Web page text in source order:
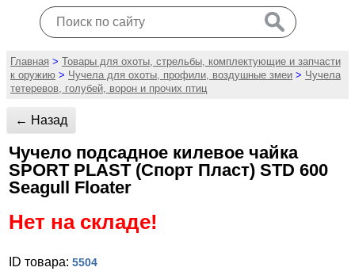
Главная > Товары для охоты, стрельбы, комплектующие и запчасти
к оружию > Чучела для охоты, профили, воздушные змеи > Чучела
тетеревов, голубей, ворон и прочих птиц
← Назад
Чучело подсадное килевое чайка
SPORT PLAST (Спорт Пласт) STD 600
Seagull Floater
Нет на складе!
ID товара: 5504